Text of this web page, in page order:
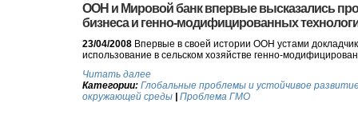
ООН и Мировой банк впервые высказались
бизнеса и генно-модифицированных
23/04/2008 Впервые в своей истории ООН устами
использование в сельском хозяйстве генно-
Читать далее
Категории: Глобальные проблемы и устойчивое
окружающей среды
Проблема ГМО